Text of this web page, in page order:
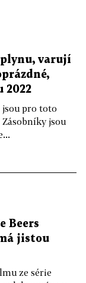
varují
2022
jsou pro toto
jsou
Beers
jistou
ze série